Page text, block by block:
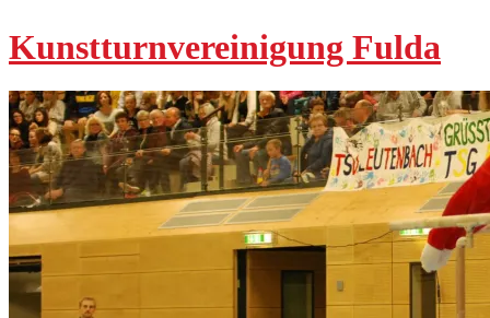
Kunstturnvereinigung Fulda